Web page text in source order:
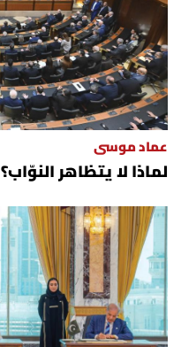
الصحافة الإسرائيلية
ثقافة وفنون
فصل من كتاب
اقرأ تضحك
كاميرا
سجالات
صحّة وصحن
عماد موسى
لماذا لا يتظاهر النوّاب؟